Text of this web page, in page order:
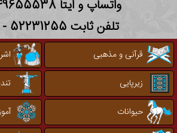
واتساپ و ایتا 09149655538
تلفن ثابت 52231255 - 041
قرآنی و مذهبی
زیرپایی
حیوانات